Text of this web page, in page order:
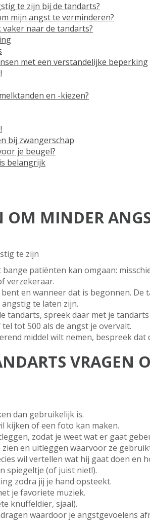
te zijn bij de tandarts?
mijn angst te verminderen?
naar de tandarts?
met een verstandelijke beperking
en -kiezen?
bij zwangerschap
je beugel?
belangrijk
MINDER
te zijn
patiënten kan omgaan:
verzekeraar.
en wanneer dat is begonnen.
te laten zijn.
tandarts, spreek daar met je tandarts
tot 500 als de angst je overvalt.
middel wilt nemen, bespreek dat
VRAGEN
dan gebruikelijk is.
kijken of een foto kan maken.
zodat je weet wat er gaat
en uitleggen waarvoor ze
wil vertellen wat hij gaat doen en
spiegeltje (of juist niet!).
zodra jij je hand opsteekt.
je favoriete muziek.
knuffeldier, sjaal).
waardoor je angstgevoelens